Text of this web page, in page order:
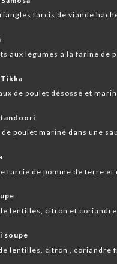
farcis de viande
aux légumes à la farine de
de poulet désossé et
tandoori
de poulet mariné dans une
farcie de pomme de terre et
lentilles, citron et
soupe
lentilles, citron , coriandre